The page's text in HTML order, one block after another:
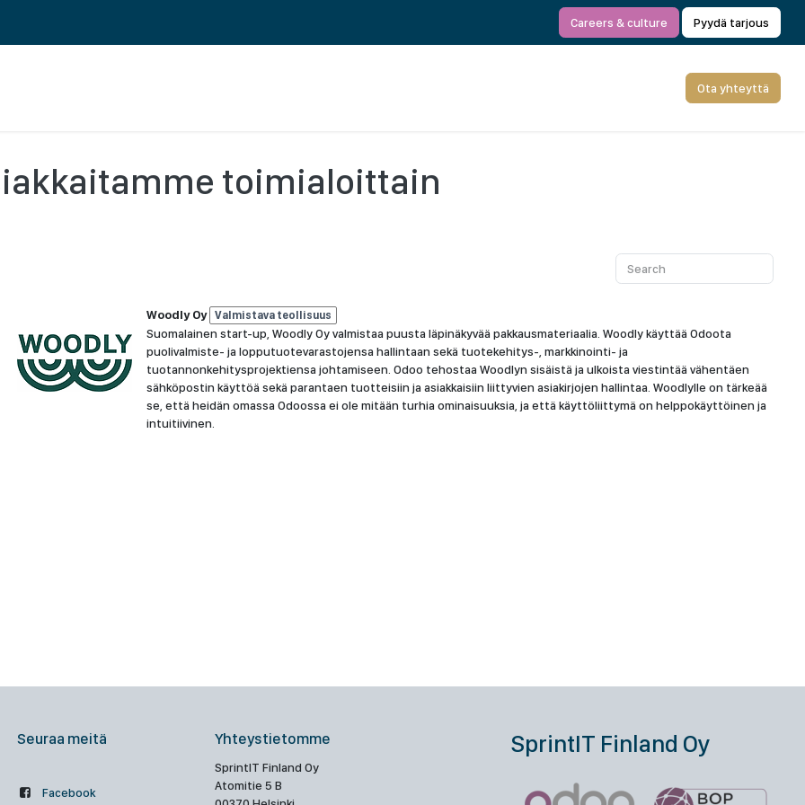
Careers & culture Pyydä tarjous
Ota yhteyttä
toimialoittain
Woodly Oy Valmistava teollisuus
Suomalainen start-up, Woodly Oy valmistaa puusta läpinäkyvää pakkausmateriaalia. Woodly käyttää Odoota
puolivalmiste- ja lopputuotevarastojensa hallintaan sekä tuotekehitys-, markkinointi- ja
tuotannonkehitysprojektiensa johtamiseen. Odoo tehostaa Woodlyn sisäistä ja ulkoista viestintää vähentäen
sähköpostin käyttöä sekä parantaen tuotteisiin ja asiakkaisiin liittyvien asiakirjojen hallintaa. Woodlylle on tärkeää
se, että heidän omassa Odoossa ei ole mitään turhia ominaisuuksia, ja että käyttöliittymä on helppokäyttöinen ja
intuitiivinen.
Seuraa meitä
Facebook
Yhteystietomme
SprintIT Finland Oy
Atomitie 5 B
SprintIT Finland Oy